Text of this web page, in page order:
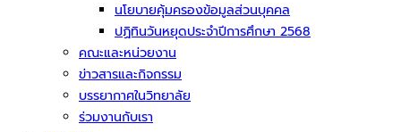
นโยบายคุ้มครองข้อมูลส่วนบุคคล
ปฏิทินวันหยุดประจำปีการศึกษา 2568
คณะและหน่วยงาน
ข่าวสารและกิจกรรม
บรรยากาศในวิทยาลัย
ร่วมงานกับเรา